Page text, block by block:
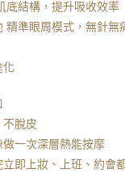
底結構，提升吸收效率
精準眼周模式，無針無
化
不脫皮
一次深層熱能按摩
即上妝、上班、約會